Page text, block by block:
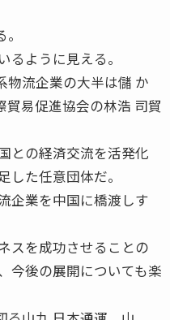
るように見える。
物流企業の大半は儲 か
貿易促進協会の林浩 司貿
との経済交流を活発化
した任意団体だ。
企業を中国に橋渡しす
スを成功させることの
今後の展開についても楽